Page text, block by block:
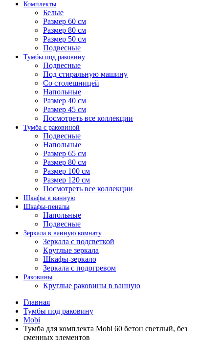
Комплекты
Белые
Размер 60 см
Размер 80 см
Размер 50 см
Подвесные
Тумбы под раковину
Подвесные
Под стиральную машину
Со столешницей
Напольные
Размер 40 см
Размер 45 см
Посмотреть все коллекции
Тумба с раковиной
Подвесные
Напольные
Размер 65 см
Размер 80 см
Размер 100 см
Размер 120 см
Посмотреть все коллекции
Шкафы в ванную
Шкафы-пеналы
Напольные
Подвесные
Зеркала в ванную комнату
Зеркала с подсветкой
Круглые зеркала
Шкафы-зеркало
Зеркала с подогревом
Раковины
Круглые раковины в ванную
Главная
Тумбы под раковину
Mobi
Тумба для комплекта Mobi 60 бетон светлый, без
сменных элементов